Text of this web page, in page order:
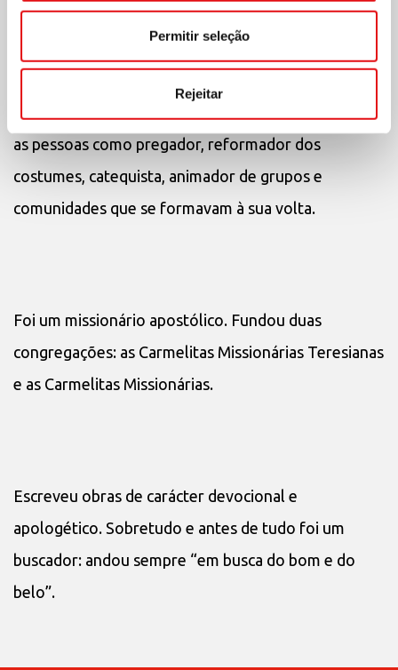
Permitir seleção
Rejeitar
Este é o P. Palau, um carmelita descalço que ao ser
expulso do convento descobriu a sua vocação de
as pessoas como pregador, reformador dos
costumes, catequista, animador de grupos e
comunidades que se formavam à sua volta.
Foi um missionário apostólico. Fundou duas
congregações: as Carmelitas Missionárias Teresianas
e as Carmelitas Missionárias.
Escreveu obras de carácter devocional e
apologético. Sobretudo e antes de tudo foi um
buscador: andou sempre “em busca do bom e do
belo”.